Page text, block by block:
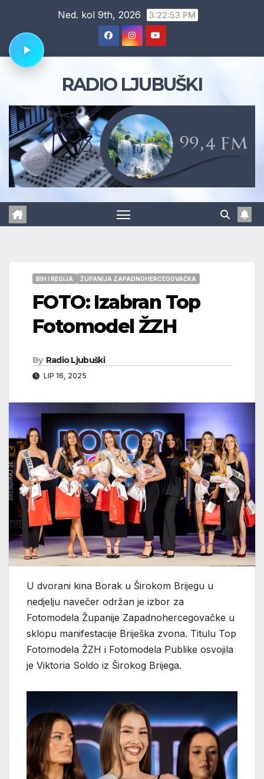
content
Ned. kol 9th, 2026 3:22:55 PM
RADIO LJUBUŠKI
BIH I REGIJA ŽUPANIJA ZAPADNOHERCEGOVAČKA
FOTO: Izabran Top
Fotomodel ŽZH
By Radio Ljubuški
LIP 16, 2025
U dvorani kina Borak u Širokom Brijegu u
nedjelju navečer održan je izbor za
Fotomodela Županije Zapadnohercegovačke u
sklopu manifestacije Briješka zvona. Titulu Top
Fotomodela ŽZH i Fotomodela Publike osvojila
je Viktoria Soldo iz Širokog Brijega.